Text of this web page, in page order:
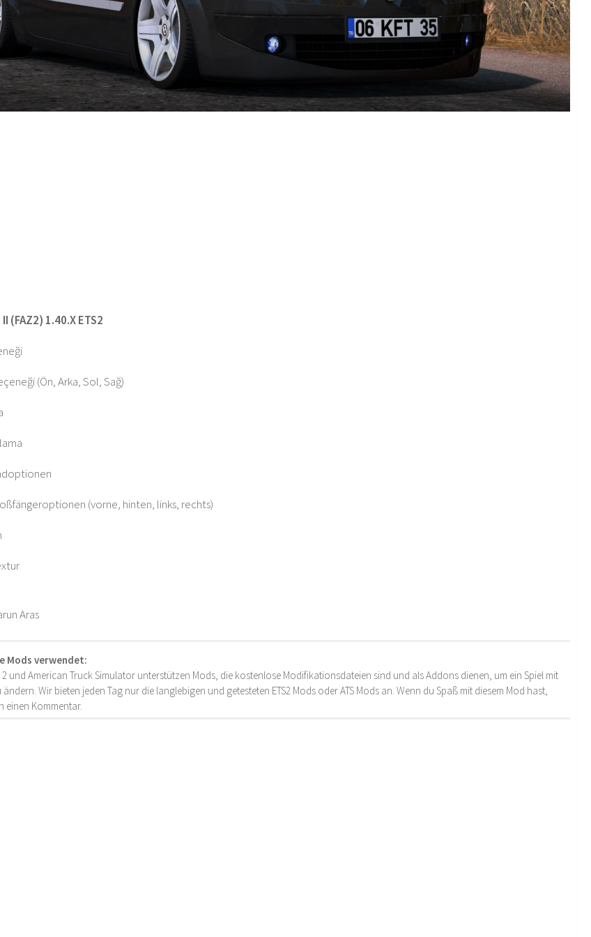
II (FAZ2) 1.40.X ETS2
(Ön, Arka, Sol, Sağ)
(vorne, hinten, links, rechts)
Aras
Mods verwendet:
und American Truck Simulator unterstützen Mods, die kostenlose Modifikationsdateien sind und als Addons dienen, um ein Spiel mit
Wir bieten jeden Tag nur die langlebigen und getesteten ETS2 Mods oder ATS Mods an. Wenn du Spaß mit diesem Mod hast,
einen Kommentar.